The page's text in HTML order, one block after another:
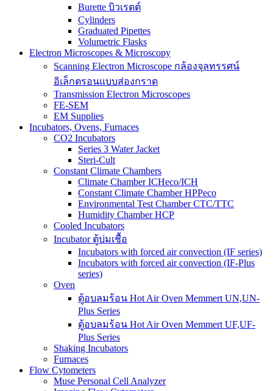
Burette บิวเรตต์
Cylinders
Graduated Pipettes
Volumetric Flasks
Electron Microscopes & Microscopy
Scanning Electron Microscope กล้องจุลทรรศน์
อิเล็กตรอนแบบส่องกราด
Transmission Electron Microscopes
FE-SEM
EM Supplies
Incubators, Ovens, Furnaces
CO2 Incubators
Series 3 Water Jacket
Steri-Cult
Constant Climate Chambers
Climate Chamber ICHeco/ICH
Constant Climate Chamber HPPeco
Environmental Test Chamber CTC/TTC
Humidity Chamber HCP
Cooled Incubators
Incubator ตู้บ่มเชื้อ
Incubators with forced air convection (IF series)
Incubators with forced air convection (IF-Plus
series)
Oven
ตู้อบลมร้อน Hot Air Oven Memmert UN,UN-
Plus Series
ตู้อบลมร้อน Hot Air Oven Memmert UF,UF-
Plus Series
Shaking Incubators
Furnaces
Flow Cytometers
Muse Personal Cell Analyzer